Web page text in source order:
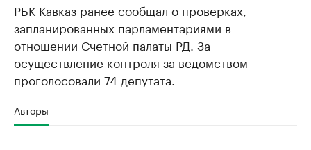
РБК Кавказ ранее сообщал о проверках
запланированных парламентариями в
отношении Счетной палаты РД. За
осуществление контроля за ведомством
проголосовали 74 депутата.
Авторы